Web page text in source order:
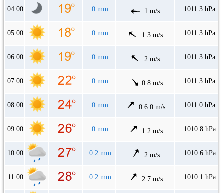
04:00 0 mm 1 m/s 1011.3 hPa
05:00 0 mm 1.3 m/s 1011.3 hPa
06:00 0 mm 2 m/s 1011.3 hPa
07:00 0 mm 0.8 m/s 1011.3 hPa
08:00 0 mm 0.6.0 m/s 1011.0 hPa
09:00 0 mm 1.2 m/s 1010.8 hPa
10:00 0.2 mm 2 m/s 1010.6 hPa
11:00 0.2 mm 2.7 m/s 1010.1 hPa